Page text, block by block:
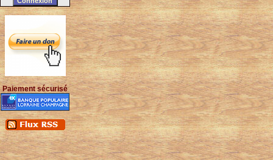
Paiement sécurisé